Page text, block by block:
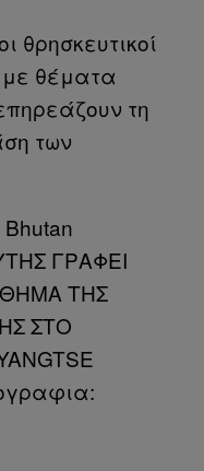
θρησκευτικοί
θέματα
τη
των
ΓΡΑΦΕΙ
ΤΗΣ
ΣΤΟ